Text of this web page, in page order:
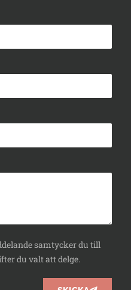
samtycker du till
du valt att delge.